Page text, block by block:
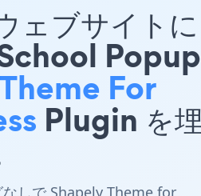
ェブサイト
Popup
For
Plugin を
しで Shapely Theme for